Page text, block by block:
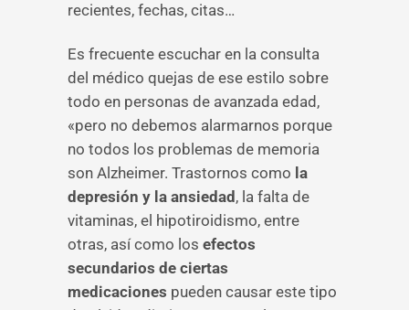
recientes, fechas, citas…
Es frecuente escuchar en la consulta
del médico quejas de ese estilo sobre
todo en personas de avanzada edad,
«pero no debemos alarmarnos porque
no todos los problemas de memoria
son Alzheimer. Trastornos como la
depresión y la ansiedad , la falta de
vitaminas, el hipotiroidismo, entre
otras, así como los efectos
secundarios de ciertas
medicaciones pueden causar este tipo